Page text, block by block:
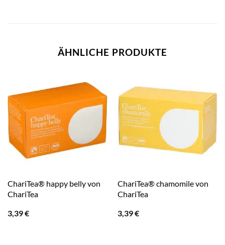
ÄHNLICHE PRODUKTE
ChariTea® happy belly von
ChariTea
3,39€
ChariTea® chamomile von
ChariTea
3,39€